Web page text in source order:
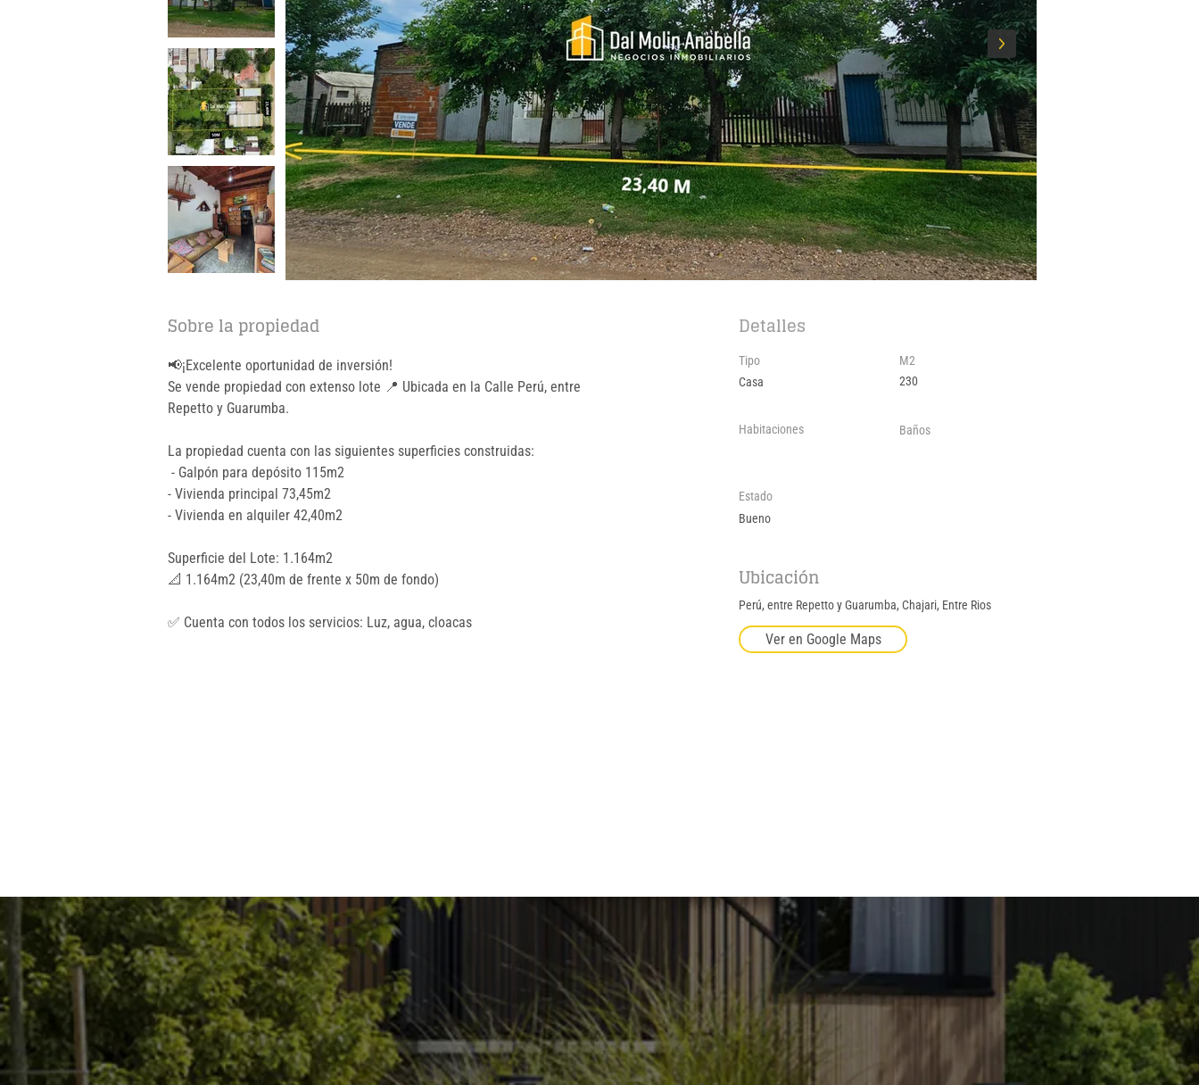
Sobre la propiedad
📢¡Excelente oportunidad de inversión!
Se vende propiedad con extenso lote 📍 Ubicada en la Calle Perú, entre
Repetto y Guarumba.
La propiedad cuenta con las siguientes superficies construidas:
- Galpón para depósito 115m2
- Vivienda principal 73,45m2
- Vivienda en alquiler 42,40m2
Superficie del Lote: 1.164m2
📐 1.164m2 (23,40m de frente x 50m de fondo)
✅ Cuenta con todos los servicios: Luz, agua, cloacas
Detalles
Tipo
Casa
Habitaciones
M2
230
Baños
Estado
Bueno
Ubicación
Perú, entre Repetto y Guarumba, Chajari, Entre Rios
Ver en Google Maps